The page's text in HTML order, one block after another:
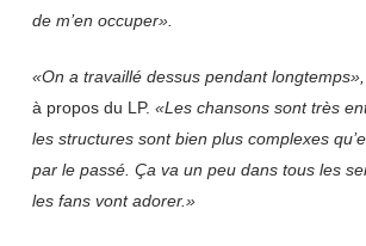
de m’en occuper».
«On a travaillé dessus pendant longtemps»,
à propos du LP. «Les chansons sont très
les structures sont bien plus complexes
par le passé. Ça va un peu dans tous les
les fans vont adorer.»